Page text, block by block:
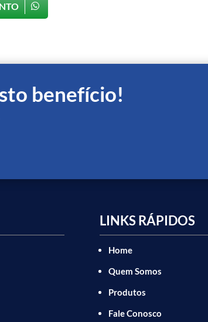
benefício!
LINKS RÁPIDOS
Home
Quem Somos
Produtos
Fale Conosco